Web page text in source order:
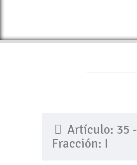
Artículo: 35 -
Fracción: I